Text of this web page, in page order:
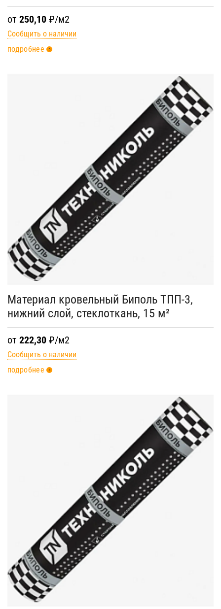
от 250,10 ₽/м2
Сообщить о наличии
подробнее
Материал кровельный Биполь ТПП-3,
нижний слой, стеклоткань, 15 м²
от 222,30 ₽/м2
Сообщить о наличии
подробнее